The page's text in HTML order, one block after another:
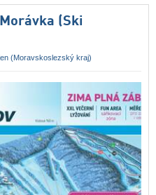
(Ski
(Moravskoslezský kraj)